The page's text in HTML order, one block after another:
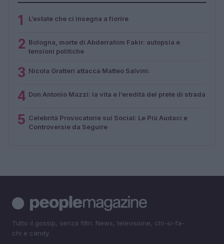
1 L’estate che ci insegna a fiorire
2 Bologna, morte di Abderrahim Fakir: autopsia e
tensioni politiche
3 Nicola Gratteri attacca Matteo Salvini:
4 Don Antonio Mazzi: la vita e l’eredità del prete di strada
5 Celebrità Provocatorie sui Social: Le Più Audaci e
Controversie da Seguire
Tutto il gossip, senza filtri. News, televisione, chi-si-fa-
chi e candy.